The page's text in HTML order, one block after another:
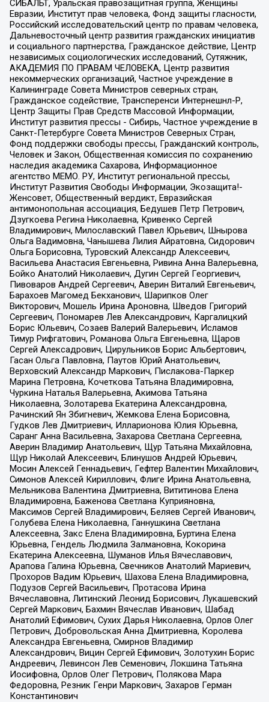
СИБАЛЬТ, Уральская правозащитная группа, Женщины
Евразии, Институт прав человека, Фонд защиты гласности,
Российский исследовательский центр по правам человека,
Дальневосточный центр развития гражданских инициатив
и социального партнерства, Гражданское действие, Центр
независимых социологических исследований, Сутяжник,
АКАДЕМИЯ ПО ПРАВАМ ЧЕЛОВЕКА, Центр развития
некоммерческих организаций, Частное учреждение в
Калининграде Совета Министров северных стран,
Гражданское содействие, Трансперенси Интернешнл-Р,
Центр Защиты Прав Средств Массовой Информации,
Институт развития прессы - Сибирь, Частное учреждение в
Санкт-Петербурге Совета Министров Северных Стран,
Фонд поддержки свободы прессы, Гражданский контроль,
Человек и Закон, Общественная комиссия по сохранению
наследия академика Сахарова, Информационное
агентство МЕМО. РУ, Институт региональной прессы,
Институт Развития Свободы Информации, Экозащита!-
Женсовет, Общественный вердикт, Евразийская
антимонопольная ассоциация, Бедушев Петр Петрович,
Дзугкоева Регина Николаевна, Кривенко Сергей
Владимирович, Милославский Павел Юрьевич, Шнырова
Ольга Вадимовна, Чанышева Лилия Айратовна, Сидорович
Ольга Борисовна, Туровский Александр Алексеевич,
Васильева Анастасия Евгеньевна, Ривина Анна Валерьевна,
Бойко Анатолий Николаевич, Дугин Сергей Георгиевич,
Пивоваров Андрей Сергеевич, Аверин Виталий Евгеньевич,
Барахоев Магомед Бекханович, Шарипков Олег
Викторович, Мошель Ирина Ароновна, Шведов Григорий
Сергеевич, Пономарев Лев Александрович, Каргалицкий
Борис Юльевич, Созаев Валерий Валерьевич, Исламов
Тимур Рифгатович, Романова Ольга Евгеньевна, Щаров
Сергей Алексадрович, Цирульников Борис Альбертович,
Гасан Ольга Павловна, Паутов Юрий Анатольевич,
Верховский Александр Маркович, Пислакова-Паркер
Марина Петровна, Кочеткова Татьяна Владимировна,
Чуркина Наталья Валерьевна, Акимова Татьяна
Николаевна, Золотарева Екатерина Александровна,
Рачинский Ян Збигневич, Жемкова Елена Борисовна,
Гудков Лев Дмитриевич, Илларионова Юлия Юрьевна,
Саранг Анна Васильевна, Захарова Светлана Сергеевна,
Аверин Владимир Анатольевич, Щур Татьяна Михайловна,
Щур Николай Алексеевич, Блинушов Андрей Юрьевич,
Мосин Алексей Геннадьевич, Гефтер Валентин Михайлович,
Симонов Алексей Кириллович, Флиге Ирина Анатольевна,
Мельникова Валентина Дмитриевна, Вититинова Елена
Владимировна, Баженова Светлана Куприяновна,
Максимов Сергей Владимирович, Беляев Сергей Иванович,
Голубева Елена Николаевна, Ганнушкина Светлана
Алексеевна, Закс Елена Владимировна, Буртина Елена
Юрьевна, Гендель Людмила Залмановна, Кокорина
Екатерина Алексеевна, Шуманов Илья Вячеславович,
Арапова Галина Юрьевна, Свечников Анатолий Мариевич,
Прохоров Вадим Юрьевич, Шахова Елена Владимировна,
Подузов Сергей Васильевич, Протасова Ирина
Вячеславовна, Литинский Леонид Борисович, Лукашевский
Сергей Маркович, Бахмин Вячеслав Иванович, Шабад
Анатолий Ефимович, Сухих Дарья Николаевна, Орлов Олег
Петрович, Добровольская Анна Дмитриевна, Королева
Александра Евгеньевна, Смирнов Владимир
Александрович, Вицин Сергей Ефимович, Золотухин Борис
Андреевич, Левинсон Лев Семенович, Локшина Татьяна
Иосифовна, Орлов Олег Петрович, Полякова Мара
Федоровна, Резник Генри Маркович, Захаров Герман
Константинович